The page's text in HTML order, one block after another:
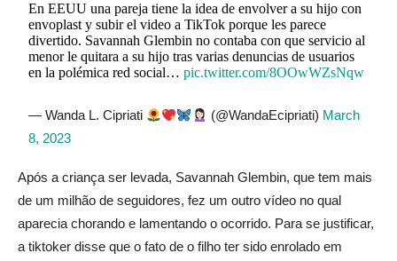
En EEUU una pareja tiene la idea de envolver a su hijo con
envoplast y subir el video a TikTok porque les parece
divertido. Savannah Glembin no contaba con que servicio al
menor le quitara a su hijo tras varias denuncias de usuarios
en la polémica red social…pic.twitter.com/8OOwWZsNqw
— Wanda L. Cipriati (@WandaEcipriati) March
8, 2023
Após a criança ser levada, Savannah Glembin, que tem mais
de um milhão de seguidores, fez um outro vídeo no qual
aparecia chorando e lamentando o ocorrido. Para se justificar,
a tiktoker disse que o fato de o filho ter sido enrolado em